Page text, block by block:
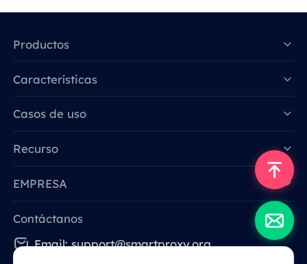
Productos
Características
Casos de uso
Recurso
EMPRESA
Contáctanos
Email: support@smartproxy.org